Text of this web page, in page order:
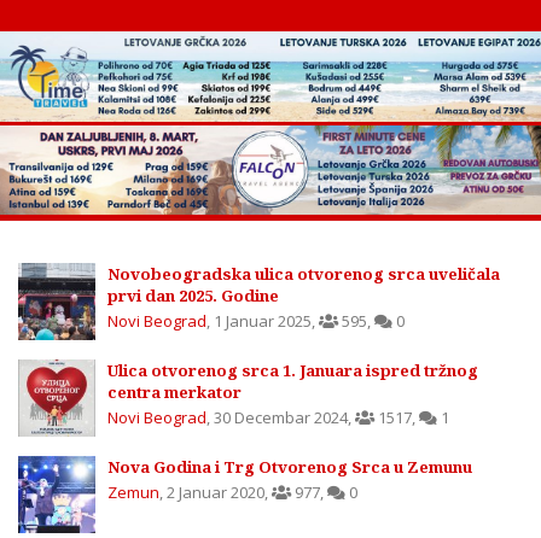
Novobeogradska ulica otvorenog srca uveličala
prvi dan 2025. Godine
Novi Beograd, 1 Januar 2025, 595, 0
Ulica otvorenog srca 1. Januara ispred tržnog
centra merkator
Novi Beograd,30 Decembar 2024, 1517, 1
Nova Godina i Trg Otvorenog Srca u Zemunu
Zemun,2 Januar 2020, 977, 0